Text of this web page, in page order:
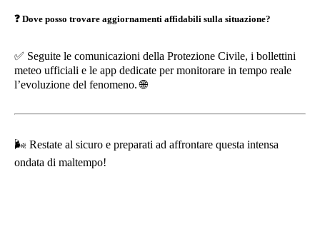
❓ Dove posso trovare aggiornamenti affidabili sulla situazione?
✅ Seguite le comunicazioni della Protezione Civile, i bollettini
meteo ufficiali e le app dedicate per monitorare in tempo reale
l’evoluzione del fenomeno.🌐
🌬️ Restate al sicuro e preparati ad affrontare questa intensa
ondata di maltempo!